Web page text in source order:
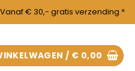
Vanaf € 30,- gratis verzending *
/ € 0,00